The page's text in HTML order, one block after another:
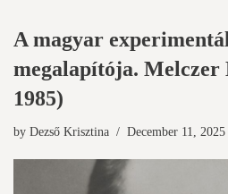
A magyar
megalapítója. Melczer
1985)
by Dezső Krisztina December 11, 2025